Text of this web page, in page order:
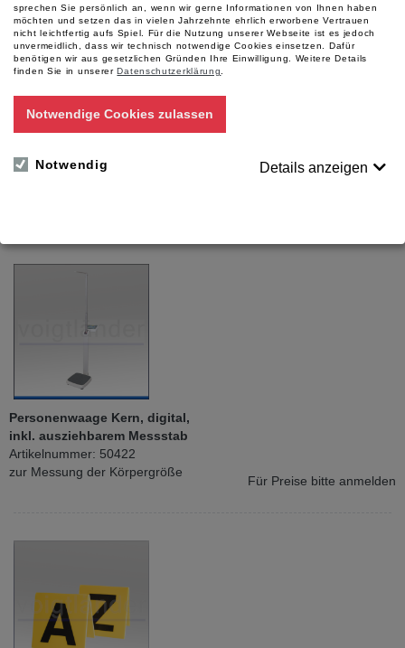
Aufnahmestuhl, 2 Stk pro
Artikelnummer: 53504
Personenwaage Kern, digital,
inkl. ausziehbarem Messstab
Artikelnummer: 50422
zur Messung der Körpergröße
Für Preise bitte anmelden
sprechen Sie persönlich an, wenn wir gerne Informationen von Ihnen haben
möchten und setzen das in vielen Jahrzehnte ehrlich erworbene Vertrauen
nicht leichtfertig aufs Spiel. Für die Nutzung unserer Webseite ist es jedoch
unvermeidlich, dass wir technisch notwendige Cookies einsetzen. Dafür
benötigen wir aus gesetzlichen Gründen Ihre Einwilligung.
Weitere Details
finden Sie in unsererDatenschutzerklärung
Notwendige Cookies zulassen
Notwendig Details anzeigen